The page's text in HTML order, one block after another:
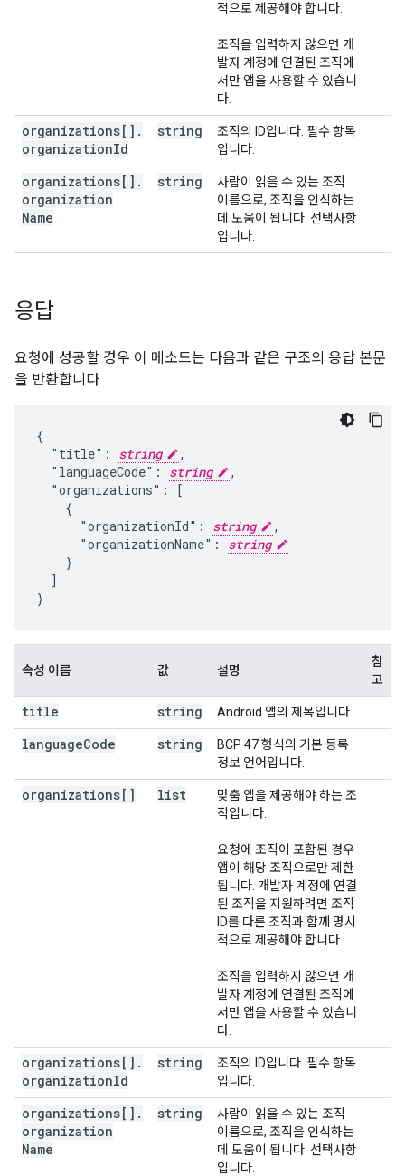
적으로 제공해야 합니다.
조직을 입력하지 않으면 개
발자 계정에 연결된 조직에
서만 앱을 사용할 수 있습니
다.
organizations[] .
organizationId
string
조직의 ID입니다. 필수 항목
입니다.
organizations[] .
organization
Name
string
사람이 읽을 수 있는 조직
이름으로, 조직을 인식하는
데 도움이 됩니다. 선택사항
입니다.
응답
요청에 성공할 경우 이 메소드는 다음과 같은 구조의 응답 본문
을 반환합니다.
{
  "title":
string
,
  "languageCode":
string
,
  "organizations": [
    {
      "organizationId":
string
,
      "organizationName":
string
    }
  ]
}
속성 이름 값 설명
참
고
title string Android 앱의 제목입니다.
languageCode string
BCP 47 형식의 기본 등록
정보 언어입니다.
organizations[] list
맞춤 앱을 제공해야 하는 조
직입니다.
요청에 조직이 포함된 경우
앱이 해당 조직으로만 제한
됩니다. 개발자 계정에 연결
된 조직을 지원하려면 조직
ID를 다른 조직과 함께 명시
적으로 제공해야 합니다.
조직을 입력하지 않으면 개
발자 계정에 연결된 조직에
서만 앱을 사용할 수 있습니
다.
organizations[] .
organizationId
string
조직의 ID입니다. 필수 항목
입니다.
organizations[] .
organization
Name
string
사람이 읽을 수 있는 조직
이름으로, 조직을 인식하는
데 도움이 됩니다. 선택사항
입니다.